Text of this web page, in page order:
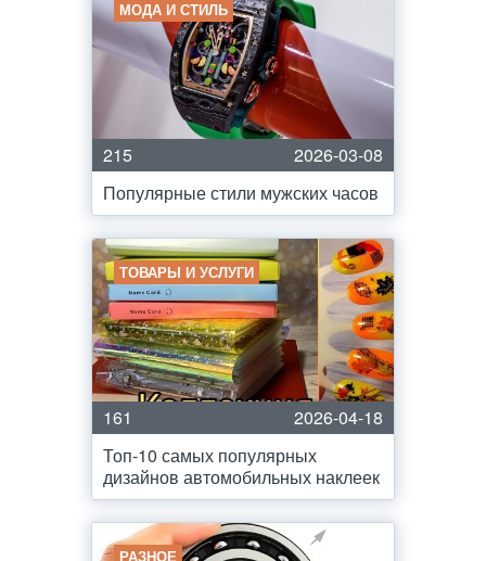
МОДА И СТИЛЬ
215
2026-03-08
Популярные стили мужских часов
ТОВАРЫ И УСЛУГИ
161
2026-04-18
Топ-10 самых популярных
дизайнов автомобильных наклеек
РАЗНОЕ